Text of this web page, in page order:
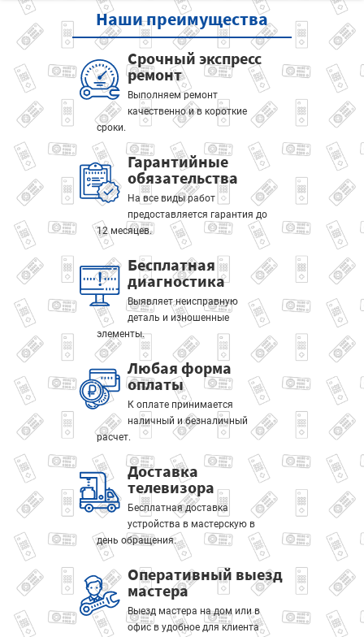
Нашипреимущества
Срочный экспресс
ремонт
Выполняем ремонт
качественно и в короткие
сроки.
Гарантийные
обязательства
На все виды работ
предоставляется гарантия до
12 месяцев.
Бесплатная
диагностика
Выявляет неисправную
деталь и изношенные
элементы.
Любая форма
оплаты
К оплате принимается
наличный и безналичный
расчет.
Доставка
телевизора
Бесплатная доставка
устройства в мастерскую в
день обращения.
Оперативный выезд
мастера
Выезд мастера на дом или в
офис в удобное для клиента